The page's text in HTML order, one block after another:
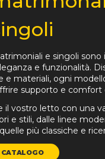
e singoli sono
e funzionalità.
e materiali, ogni
supporto e comfort
il vostro letto con una
e stili, dalle linee
più classiche e